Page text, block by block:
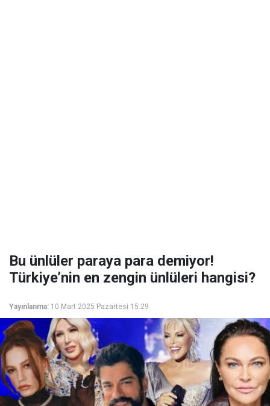
Bu ünlüler paraya para demiyor!
Türkiye’nin en zengin ünlüleri hangisi?
Yayınlanma: 10 Mart 2025 Pazartesi 15:29